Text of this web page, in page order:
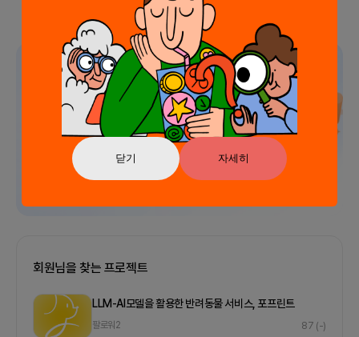
닫기 자세히
회원님을 찾는 프로젝트
LLM-AI모델을 활용한 반려동물 서비스, 포프린트
팔로워 2 87 (-)